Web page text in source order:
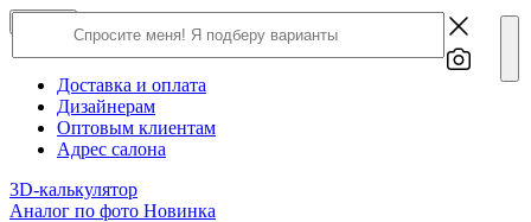
О компании
Доставка и оплата
Дизайнерам
Оптовым клиентам
Адрес салона
3D-калькулятор
Аналог по фото Новинка